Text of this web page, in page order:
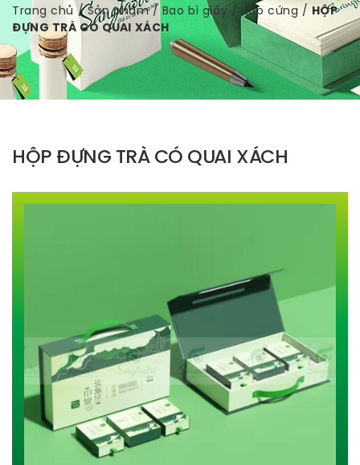
Trang chủ /Sản phẩm/ Bao bì giấy / Hộp cứng /
HỘP
ĐỰNG TRÀ CÓ QUAI XÁCH
HỘP ĐỰNG TRÀ CÓ QUAI XÁCH